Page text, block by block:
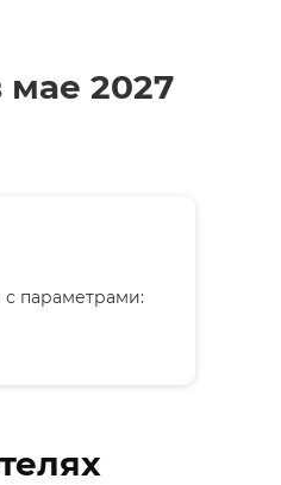
мае 2027
с параметрами: